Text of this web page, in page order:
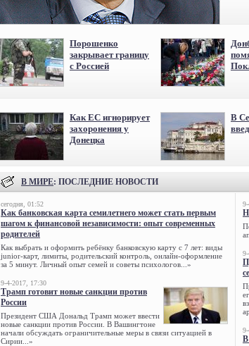
Порошенко
закрывает границу
с Россией
Как ЕС игнорирует
захоронения у
Донецка
В
В МИРЕ: ПОСЛЕДНИЕ НОВОСТИ
сегодня, 01:52
Как банковская карта семилетнего может стать первым
шагом к финансовой независимости: опыт современных
родителей
Как выбрать и оформить ребёнку банковскую карту с 7 лет: виды
junior-карт, лимиты, родительский контроль, онлайн-оформление
за 5 минут. Личный опыт семей и советы психологов...»
9-4-2017, 17:30
Трамп готовит новые санкции против
России
Президент США Дональд Трамп может ввести
новые санкции против России. В Вашингтоне
начали обсуждать ограничительные меры в связи ситуацией в
Сирии...»
В